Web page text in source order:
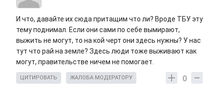
И что, давайте их сюда притащим что ли? Вроде ТБУ эту
тему поднимал. Если они сами по себе вымирают,
выжить не могут, то на кой черт они здесь нужны? У нас
тут что рай на земле? Здесь люди тоже выживают как
могут, правительстве ничем не помогает.
0
ЦИТИРОВАТЬ ЖАЛОБА МОДЕРАТОРУ